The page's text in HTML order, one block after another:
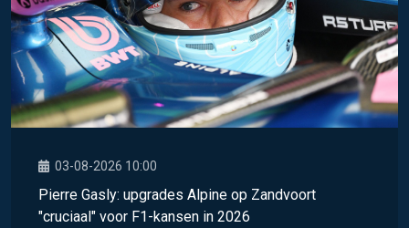
03-08-2026 10:00
Pierre Gasly: upgrades Alpine op Zandvoort
"cruciaal" voor F1-kansen in 2026